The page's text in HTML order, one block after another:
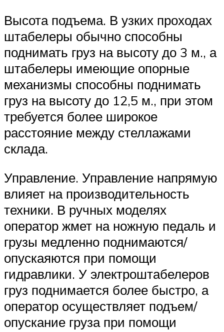
Высота подъема. В узких проходах
штабелеры обычно способны
поднимать груз на высоту до 3 м., а
штабелеры имеющие опорные
механизмы способны поднимать
груз на высоту до 12,5 м., при этом
требуется более широкое
расстояние между стеллажами
склада.
Управление. Управление напрямую
влияет на производительность
техники. В ручных моделях
оператор жмет на ножную педаль и
грузы медленно поднимаются/
опускаяются при помощи
гидравлики. У электроштабелеров
груз поднимается более быстро, а
оператор осуществляет подъем/
опускание груза при помощи